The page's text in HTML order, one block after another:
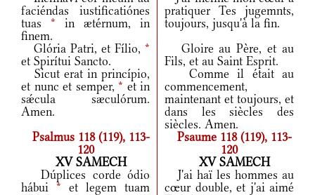
faciéndas iustificatiónes
tuas * in ætérnum, in
finem.
pratiquer Tes jugemnts,
toujours, jusqu'à la fin.
Glória Patri, et Fílio, *
et Spirítui Sancto.
Gloire au Père, et au
Fils, et au Saint Esprit.
Sicut erat in princípio,
et nunc et semper, * et in
sǽcula sæculórum.
Amen.
Comme il était au
commencement,
maintenant et toujours, et
dans les siècles des
siècles. Amen.
Psalmus 118 (119), 113-
120
Psaume 118 (119), 113-
120
XV SAMECH
XV SAMECH
Dúplices corde ódio
hábui * et legem tuam
J'ai haï les hommes au
cœur double, et j'ai aimé